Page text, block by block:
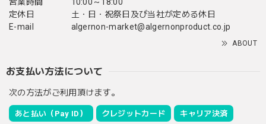
定休日
土・日・祝祭日及び当社が定める休日
E-mail
algernon-market@algernonproduct.co.jp
ABOUT
お支払い方法について
次の方法がご利用頂けます。
あと払い（Pay ID） クレジットカード キャリア決済